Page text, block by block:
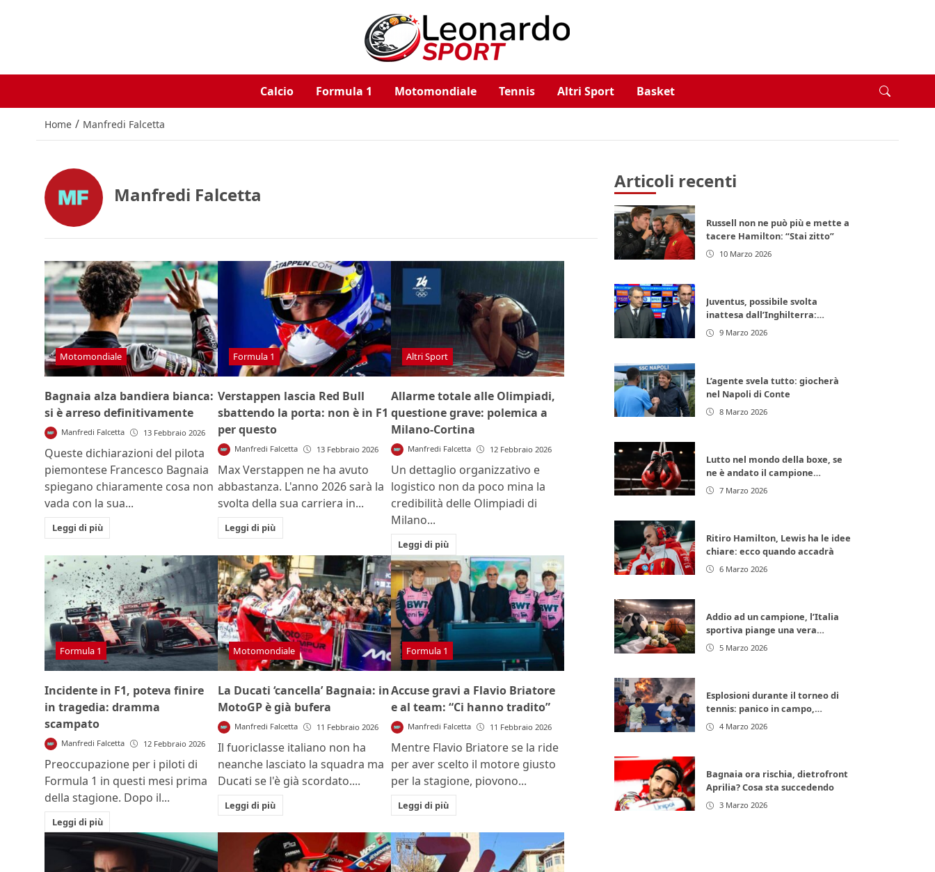
Calcio Formula 1 Motomondiale Tennis Altri Sport Basket
Home / Manfredi Falcetta
Manfredi Falcetta
Motomondiale
Bagnaia alza bandiera bianca:
si è arreso definitivamente
Manfredi Falcetta 13 Febbraio 2026
Queste dichiarazioni del pilota
piemontese Francesco Bagnaia
spiegano chiaramente cosa non
vada con la sua...
Leggi di più
Formula 1
Verstappen lascia Red Bull
sbattendo la porta: non è in F1
per questo
Manfredi Falcetta 13 Febbraio 2026
Max Verstappen ne ha avuto
abbastanza. L'anno 2026 sarà la
svolta della sua carriera in...
Leggi di più
Altri Sport
Allarme totale alle Olimpiadi,
questione grave: polemica a
Milano-Cortina
Manfredi Falcetta 12 Febbraio 2026
Un dettaglio organizzativo e
logistico non da poco mina la
credibilità delle Olimpiadi di
Milano...
Leggi di più
Formula 1
Incidente in F1, poteva finire
in tragedia: dramma
scampato
Manfredi Falcetta 12 Febbraio 2026
Preoccupazione per i piloti di
Formula 1 in questi mesi prima
della stagione. Dopo il...
Leggi di più
Motomondiale
La Ducati ‘cancella’ Bagnaia: in
MotoGP è già bufera
Manfredi Falcetta 11 Febbraio 2026
Il fuoriclasse italiano non ha
neanche lasciato la squadra ma
Ducati se l'è già scordato....
Leggi di più
Formula 1
Accuse gravi a Flavio Briatore
e al team: “Ci hanno tradito”
Manfredi Falcetta 11 Febbraio 2026
Mentre Flavio Briatore se la ride
per aver scelto il motore giusto
per la stagione, piovono...
Leggi di più
Articoli recenti
Russell non ne può più e mette a
tacere Hamilton: “Stai zitto”
10 Marzo 2026
Juventus, possibile svolta
inattesa dall’Inghilterra:
arrivano 11 milioni di euro subito
9 Marzo 2026
L’agente svela tutto: giocherà
nel Napoli di Conte
8 Marzo 2026
Lutto nel mondo della boxe, se
ne è andato il campione
d’Europa: lacrime per la
7 Marzo 2026
Ritiro Hamilton, Lewis ha le idee
chiare: ecco quando accadrà
6 Marzo 2026
Addio ad un campione, l’Italia
sportiva piange una vera
leggenda
5 Marzo 2026
Esplosioni durante il torneo di
tennis: panico in campo,
giocatori in fuga
4 Marzo 2026
Bagnaia ora rischia, dietrofront
Aprilia? Cosa sta succedendo
3 Marzo 2026